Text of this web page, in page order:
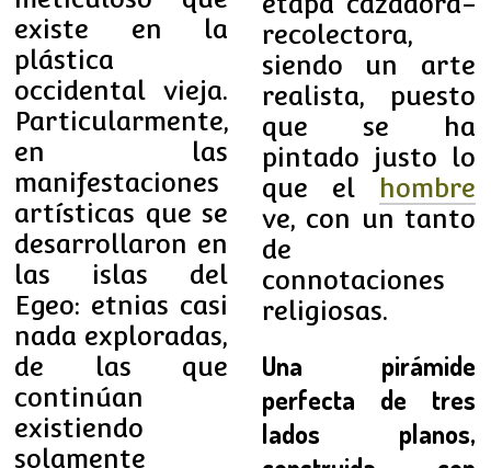
existe en la
plástica
occidental vieja.
Particularmente,
en las
manifestaciones
artísticas que se
desarrollaron en
las islas del
Egeo: etnias casi
nada exploradas,
de las que
continúan
existiendo
solamente
recolectora,
siendo un arte
realista, puesto
que se ha
pintado justo lo
que el hombre
ve, con un tanto
de
connotaciones
religiosas.
Una pirámide
perfecta de tres
lados planos,